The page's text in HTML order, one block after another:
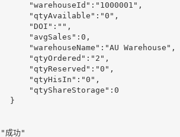
"warehouseId":"1000001",
"qtyAvailable":"0",
"DOI":"",
"avgSales":0,
"warehouseName":"AU Warehouse",
"qtyOrdered":"2",
"qtyReserved":"0",
"qtyHisIn":"0",
"qtyShareStorage":0
}
成功"